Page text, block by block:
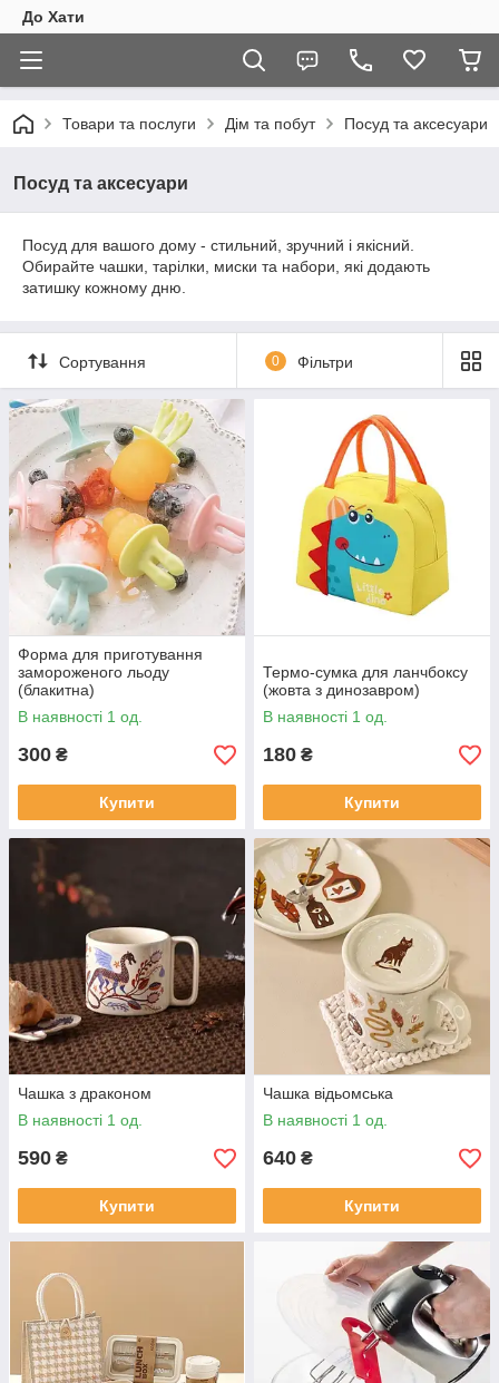
До Хати
Товари та послуги Дім та побут Посуд та аксесуари
Посуд та аксесуари
Посуд для вашого дому - стильний, зручний і якісний.
Обирайте чашки, тарілки, миски та набори, які додають
затишку кожному дню.
Сортування 0 Фільтри
Форма для приготування
замороженого льоду
(блакитна)
В наявності 1 од.
300 ₴
Купити
Термо-сумка для ланчбоксу
(жовта з динозавром)
В наявності 1 од.
180 ₴
Купити
Чашка з драконом
В наявності 1 од.
590 ₴
Купити
Чашка відьомська
В наявності 1 од.
640 ₴
Купити